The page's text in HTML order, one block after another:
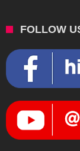
FOLLOW